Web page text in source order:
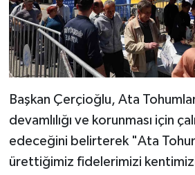
Başkan Çerçioğlu, Ata
devamlılığı ve korunması için
edeceğini belirterek "Ata
ürettiğimiz fidelerimizi